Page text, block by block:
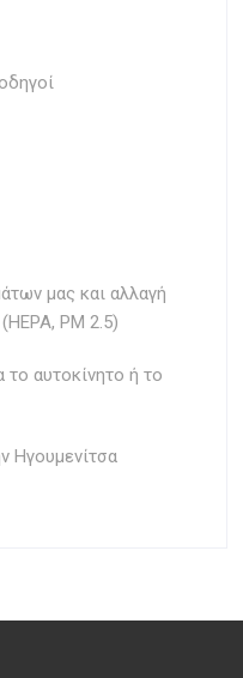
μας και αλλαγή
PM 2.5)
αυτοκίνητο ή το
Ηγουμενίτσα